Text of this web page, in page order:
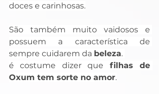
doces e carinhosas.
São também muito vaidosos e
possuem a característica de
sempre cuidarem da beleza.
é costume dizer que filhas de
Oxum tem sorte no amor.